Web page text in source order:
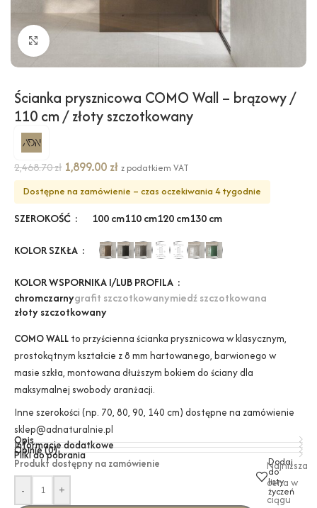
Kliknij, aby powiększyć
Ścianka prysznicowa COMO Wall – brązowy /
110 cm / złoty szczotkowany
2,468.70zł 1,899.00 zł z podatkiem VAT
Dostępne na zamówienie – czas oczekiwania 4 tygodnie
SZEROKOŚĆ 100 cm110 cm120 cm130 cm
KOLOR SZKŁA
KOLOR WSPORNIKA I/LUB PROFILA
chromczarnygrafit szczotkowanymiedź szczotkowana
złoty szczotkowany
COMO WALL to przyścienna ścianka prysznicowa w klasycznym,
prostokątnym kształcie z 8 mm hartowanego, barwionego w
masie szkła, montowana dłuższym bokiem do ściany dla
maksymalnej swobody aranżacji.
Inne szerokości (np. 70, 80, 90, 140 cm) dostępne na zamówienie
sklep@adnaturalnie.pl
Opis
Informacje dodatkowe
Opinie (0)
Pliki do pobrania
Produkt dostępny na zamówienie
-
+
Dodaj
do
listy
życzeń
Najniższa
cena w
ciągu